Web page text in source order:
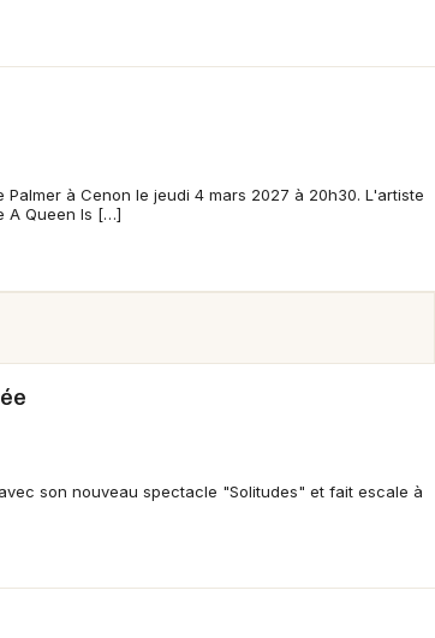
à Cenon le jeudi 4 mars 2027 à 20h30. L'artiste
A Queen Is […]
son nouveau spectacle "Solitudes" et fait escale à